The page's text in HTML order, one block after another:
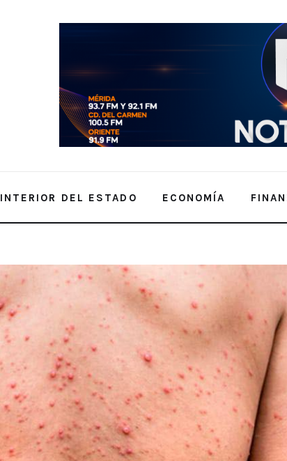
INTERIOR DEL ESTADO ECONOMÍA